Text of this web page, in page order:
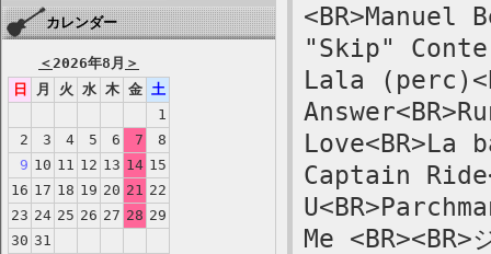
カレンダー
＜2026年8月 ＞
日
月 火 水 木 金 土
1
2
3 4 5 6 7
8
9 10 11 12 13 14 15
16 17 18 19 20 21 22
23 24 25 26 27 28 29
30 31
"Skip" Conte
Lala
Love<BR>La
Captain
Me <BR><BR>